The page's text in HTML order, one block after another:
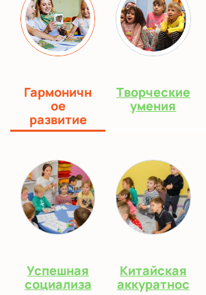
Гармоничн
ое
развитие
Творческие
умения
Успешная
социализа
Китайская
аккуратнос